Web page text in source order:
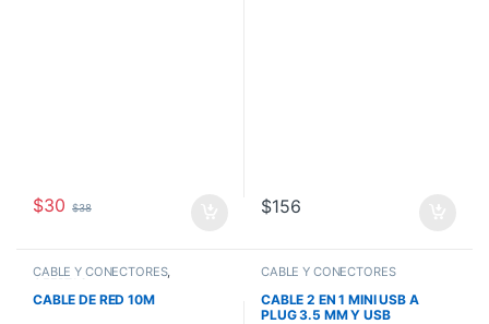
$30 $38 $156
CABLE Y CONECTORES,
OFERTAS
CABLE DE RED 10M
CABLE Y CONECTORES
CABLE 2 EN 1 MINI USB A
PLUG 3.5 MM Y USB